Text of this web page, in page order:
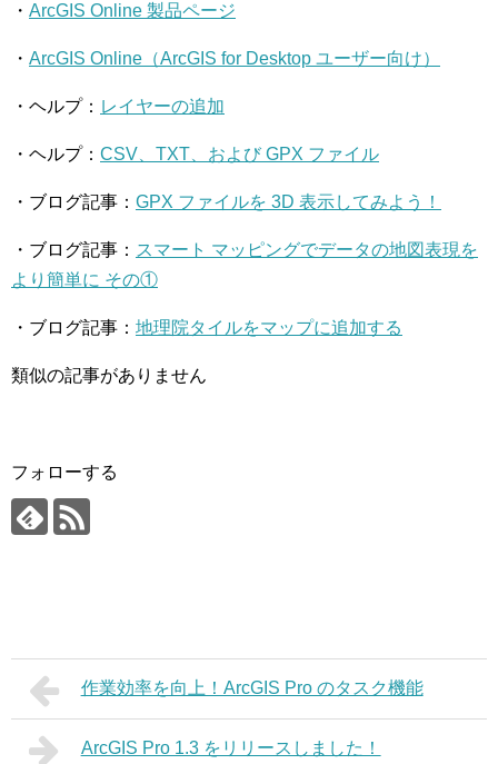
・ ArcGIS Online 製品ページ
・ ArcGIS Online（ArcGIS for Desktop ユーザー向け）
・ヘルプ： レイヤーの追加
・ヘルプ： CSV、TXT、および GPX ファイル
・ブログ記事： GPX ファイルを 3D 表示してみよう！
・ブログ記事： スマート マッピングでデータの地図表現を
より簡単に その①
・ブログ記事： 地理院タイルをマップに追加する
類似の記事がありません
フォローする
作業効率を向上！ArcGIS Pro のタスク機能
ArcGIS Pro 1.3 をリリースしました！